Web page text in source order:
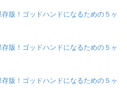
版！ゴッドハンドになるための５ヶ
版！ゴッドハンドになるための５ヶ
版！ゴッドハンドになるための５ヶ